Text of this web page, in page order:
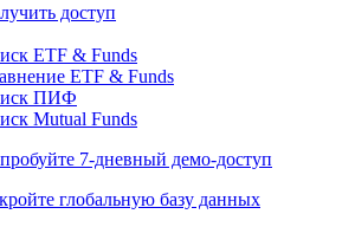
доступ
ETF & Funds
ETF & Funds
ПИФ
Mutual Funds
7-дневный демо-доступ
глобальную базу данных